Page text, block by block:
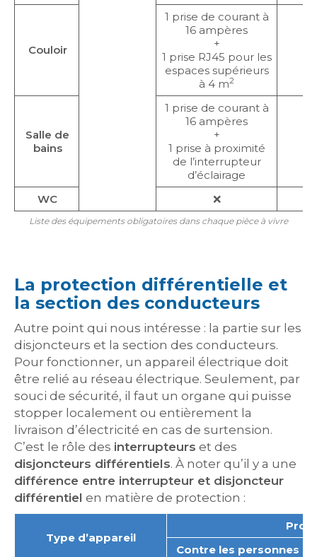
Couloir
1 prise de courant à
16 ampères
+
1 prise RJ45 pour les
espaces supérieurs
à 4 m2
Salle de
bains
1 prise de courant à
16 ampères
+
1 prise à proximité
de l’interrupteur
d’éclairage
WC
❌
Liste des équipements obligatoires dans chaque pièce à vivre
La protection différentielle et
la section des conducteurs
Autre point qui nous intéresse : la partie sur les
disjoncteurs et la section des conducteurs.
Pour fonctionner, un appareil électrique doit
être relié au réseau électrique. Seulement, par
souci de sécurité, il faut un organe qui puisse
stopper localement ou entièrement la
livraison d’électricité en cas de surtension.
C’est le rôle des interrupteurs et des
disjoncteurs différentiels. À noter qu’il y a une
différence entre interrupteur et disjoncteur
différentiel en matière de protection :
Type d’appareil
Contre les personnes